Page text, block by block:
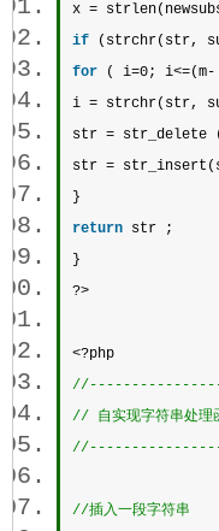
x = strlen
if ( strchr(str,
for ( i=0;
i = strchr(str,
str =
str =
}
return str ;
}
?>
<?php
// 自实现字符串处理
//插入一段字符串